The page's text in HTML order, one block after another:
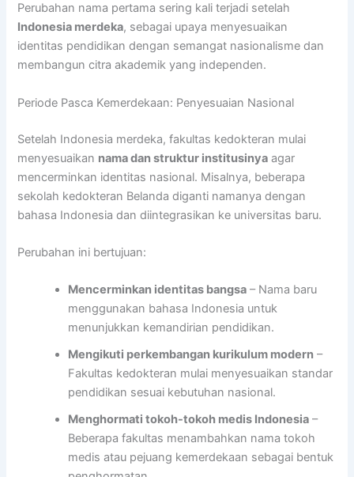
Perubahan nama pertama sering kali terjadi setelah
Indonesia merdeka, sebagai upaya menyesuaikan
identitas pendidikan dengan semangat nasionalisme dan
membangun citra akademik yang independen.
Periode Pasca Kemerdekaan: Penyesuaian Nasional
Setelah Indonesia merdeka, fakultas kedokteran mulai
menyesuaikan nama dan struktur institusinya agar
mencerminkan identitas nasional. Misalnya, beberapa
sekolah kedokteran Belanda diganti namanya dengan
bahasa Indonesia dan diintegrasikan ke universitas baru.
Perubahan ini bertujuan:
Mencerminkan identitas bangsa – Nama baru
menggunakan bahasa Indonesia untuk
menunjukkan kemandirian pendidikan.
Mengikuti perkembangan kurikulum modern –
Fakultas kedokteran mulai menyesuaikan standar
pendidikan sesuai kebutuhan nasional.
Menghormati tokoh-tokoh medis Indonesia –
Beberapa fakultas menambahkan nama tokoh
medis atau pejuang kemerdekaan sebagai bentuk